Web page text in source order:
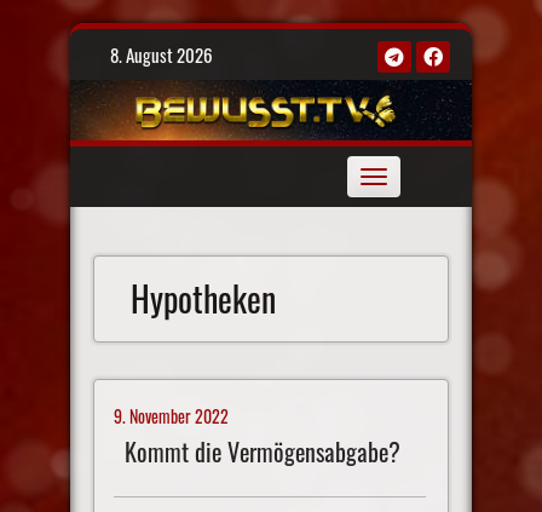
Skip
8. August 2026
Toggle
navigation
Hypotheken
9. November 2022
Kommt die Vermögensabgabe?